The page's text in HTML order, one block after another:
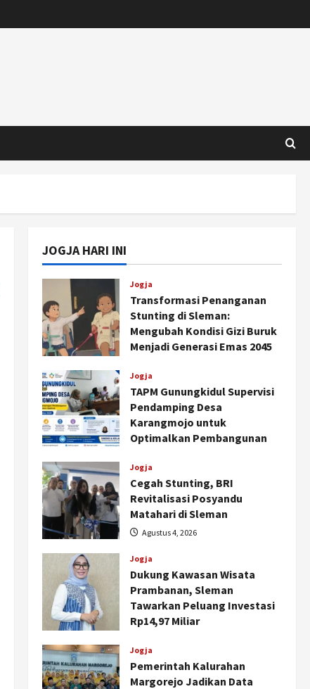
JOGJA HARI INI
Jogja
Transformasi Penanganan
Stunting di Sleman:
Mengubah Kondisi Gizi Buruk
Menjadi Generasi Emas 2045
Jogja
TAPM Gunungkidul Supervisi
Pendamping Desa
Karangmojo untuk
Optimalkan Pembangunan
Kalurahan
Agustus 5, 2026
Jogja
Cegah Stunting, BRI
Revitalisasi Posyandu
Matahari di Sleman
Agustus 4, 2026
Jogja
Dukung Kawasan Wisata
Prambanan, Sleman
Tawarkan Peluang Investasi
Rp14,97 Miliar
Jogja
Pemerintah Kalurahan
Margorejo Jadikan Data